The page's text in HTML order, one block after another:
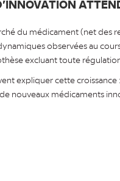
du médicament (net des
observées au
excluant toute
expliquer cette
nouveaux médicaments